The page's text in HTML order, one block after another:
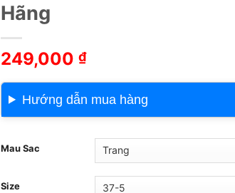
Hãng
249,000 ₫
Hướng dẫn mua hàng
Mau Sac
Size